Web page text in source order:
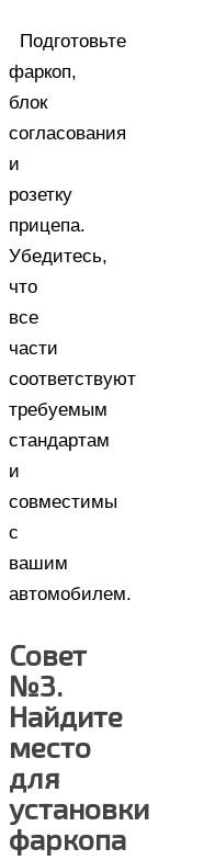
Подготовьте
фаркоп,
блок
согласования
и
розетку
прицепа.
Убедитесь,
что
все
части
соответствуют
требуемым
стандартам
и
совместимы
с
вашим
автомобилем.
Совет
№3.
Найдите
место
для
установки
фаркопа